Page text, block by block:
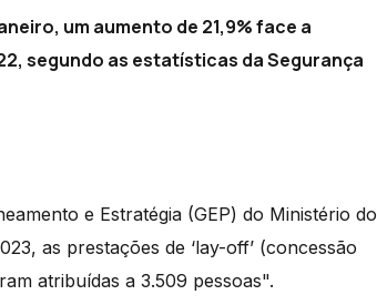
um aumento de 21,9% face a
segundo as estatísticas da Segurança
e Estratégia (GEP) do Ministério do
as prestações de ‘lay-off’ (concessão
atribuídas a 3.509 pessoas".